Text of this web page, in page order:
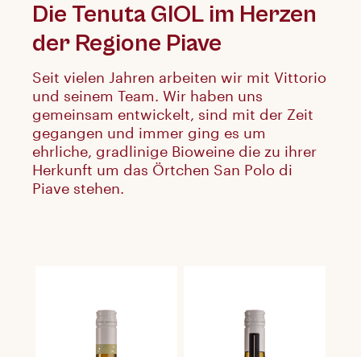
Die Tenuta GIOL im Herzen
der Regione Piave
Seit vielen Jahren arbeiten wir mit Vittorio
und seinem Team. Wir haben uns
gemeinsam entwickelt, sind mit der Zeit
gegangen und immer ging es um
ehrliche, gradlinige Bioweine die zu ihrer
Herkunft um das Örtchen San Polo di
Piave stehen.